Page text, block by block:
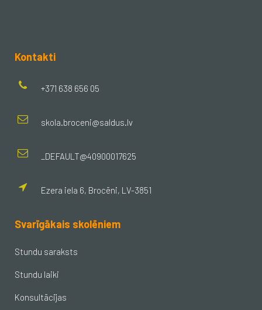
Kontakti
+371 638 656 05
skola.broceni@saldus.lv
_DEFAULT@40900017625
Ezera iela 6, Brocēni, LV-3851
Svarīgākais skolēniem
Stundu saraksts
Stundu laiki
Konsultācijas